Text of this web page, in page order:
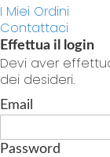
I Miei Ordini
Contattaci
Effettua il login
Devi aver
dei desideri.
Email
Password